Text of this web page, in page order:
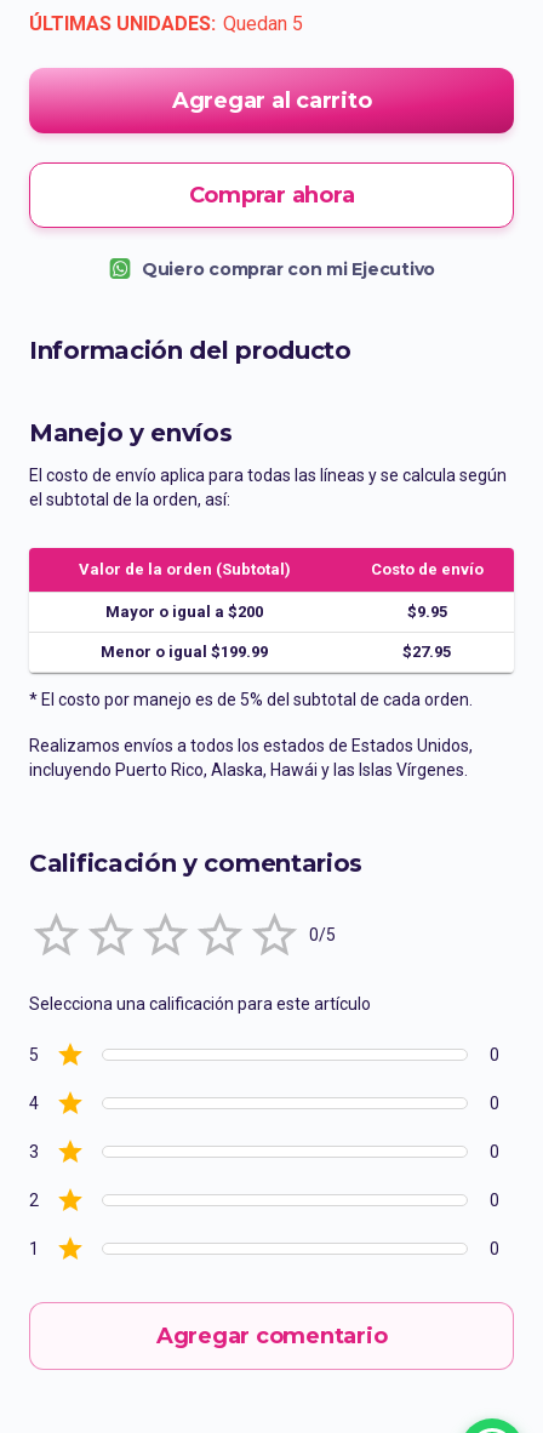
ÚLTIMAS UNIDADES: Quedan 5
Agregar al carrito
Comprar ahora
Quiero comprar con mi Ejecutivo
Información del producto
Manejo y envíos
El costo de envío aplica para todas las líneas y se calcula según
el subtotal de la orden, así:
Valor de la orden (Subtotal) Costo de envío
Mayor o igual a $200 $9.95
Menor o igual $199.99 $27.95
* El costo por manejo es de 5% del subtotal de cada orden.
Realizamos envíos a todos los estados de Estados Unidos,
incluyendo Puerto Rico, Alaska, Hawái y las Islas Vírgenes.
Calificación y comentarios
1 Star2 Stars
3 Stars
4 Stars
5 Stars
Empty
0/5
Selecciona una calificación para este artículo
5 0
4 0
3 0
2 0
1 0
Agregar comentario